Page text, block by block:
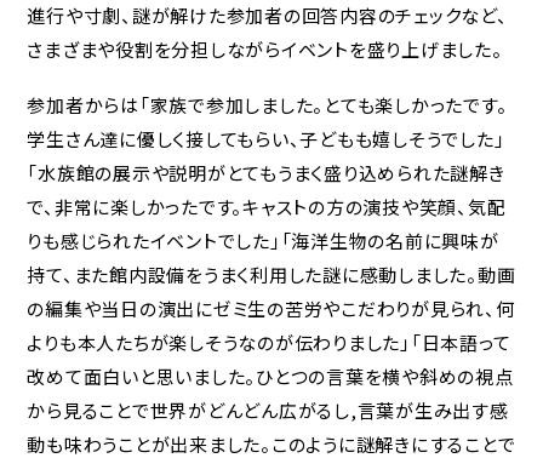
進行や寸劇、謎が解けた参加者の回答内容のチェックなど、
さまざまや役割を分担しながらイベントを盛り上げました。
参加者からは「家族で参加しました。とても楽しかったです。
学生さん達に優しく接してもらい、子どもも嬉しそうでした」
「水族館の展示や説明がとてもうまく盛り込められた謎解き
で、非常に楽しかったです。キャストの方の演技や笑顔、気配
りも感じられたイベントでした」「海洋生物の名前に興味が
持て、また館内設備をうまく利用した謎に感動しました。動画
の編集や当日の演出にゼミ生の苦労やこだわりが見られ、何
よりも本人たちが楽しそうなのが伝わりました」「日本語って
改めて面白いと思いました。ひとつの言葉を横や斜めの視点
から見ることで世界がどんどん広がるし,言葉が生み出す感
動も味わうことが出来ました。このように謎解きにすることで